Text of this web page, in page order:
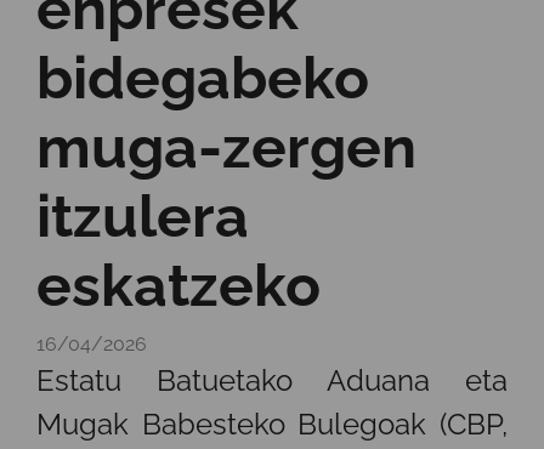
bidegabeko
muga-zergen
itzulera
eskatzeko
16/04/2026
Estatu Batuetako Aduana eta
Mugak Babesteko Bulegoak (CBP,